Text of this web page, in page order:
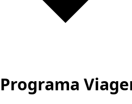
Programa